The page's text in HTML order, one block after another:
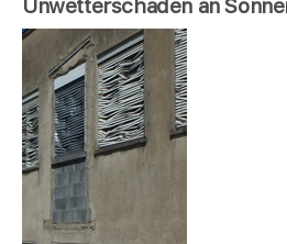
Unwetterschaden an